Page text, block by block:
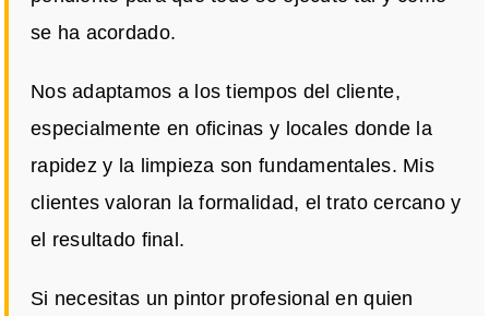
se ha acordado.
Nos adaptamos a los tiempos del cliente,
especialmente en oficinas y locales donde la
rapidez y la limpieza son fundamentales. Mis
clientes valoran la formalidad, el trato cercano y
el resultado final.
Si necesitas un pintor profesional en quien